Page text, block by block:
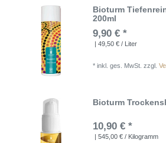
Bioturm
200ml
9,90 € *
| 49,50 € / Liter
*inkl. ges. MwSt. zzgl.
Bioturm
10,90 € *
| 545,00 € / Kilogramm